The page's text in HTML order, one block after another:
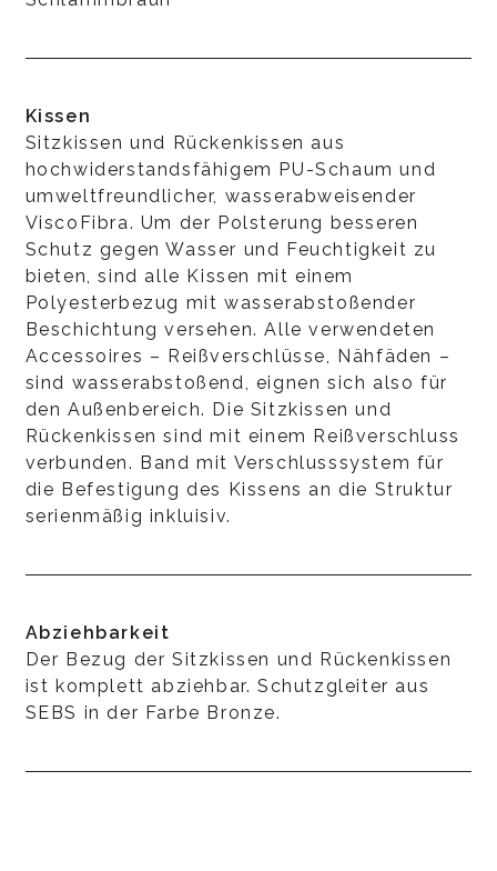
Kissen
Sitzkissen und Rückenkissen aus
hochwiderstandsfähigem PU-Schaum und
umweltfreundlicher, wasserabweisender
ViscoFibra. Um der Polsterung besseren
Schutz gegen Wasser und Feuchtigkeit zu
bieten, sind alle Kissen mit einem
Polyesterbezug mit wasserabstoßender
Beschichtung versehen. Alle verwendeten
Accessoires – Reißverschlüsse, Nähfäden –
sind wasserabstoßend, eignen sich also für
den Außenbereich. Die Sitzkissen und
Rückenkissen sind mit einem Reißverschluss
verbunden. Band mit Verschlusssystem für
die Befestigung des Kissens an die Struktur
serienmäßig inkluisiv.
Abziehbarkeit
Der Bezug der Sitzkissen und Rückenkissen
ist komplett abziehbar. Schutzgleiter aus
SEBS in der Farbe Bronze.